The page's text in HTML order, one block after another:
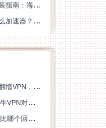
足球世界国外加速器下载安装指南：海外党畅玩国服游戏的终极解决方案
国外玩合金弹头：觉醒用什么加速器？一份写给海外游子的畅玩指南
海外党必看：如何选对回国翻墙VPN，无缝解锁国内资源？
ChickCN VPN好用吗？和海牛VPN对比哪个回国效果更好？
ChickCN VPN和当归VPN对比哪个回国效果更好？海外党亲测后选了它